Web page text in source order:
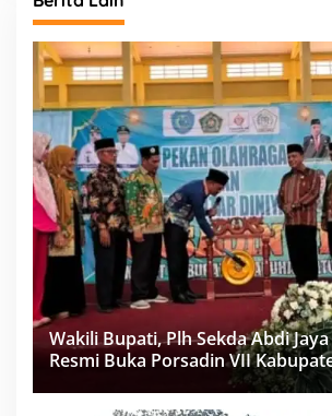
Wakili Bupati, Plh Sekda Abdi
Resmi Buka Porsadin VII